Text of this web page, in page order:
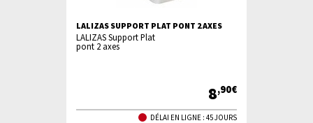
LALIZAS SUPPORT PLAT PONT 2 AXES
LALIZAS Support Plat
pont 2 axes
8,90€
DÉLAI EN LIGNE : 45 JOURS